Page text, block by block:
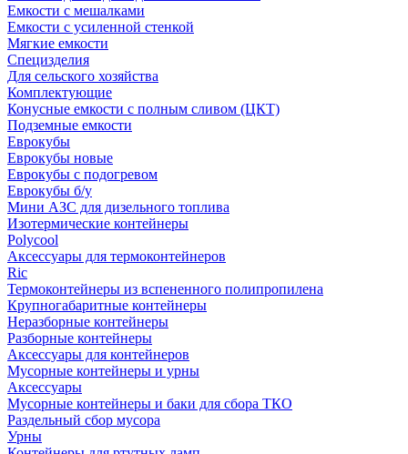
Емкости с мешалками
Емкости с усиленной стенкой
Мягкие емкости
Специзделия
Для сельского хозяйства
Комплектующие
Конусные емкости с полным сливом (ЦКТ)
Подземные емкости
Еврокубы
Еврокубы новые
Еврокубы с подогревом
Еврокубы б/у
Мини АЗС для дизельного топлива
Изотермические контейнеры
Polycool
Аксессуары для термоконтейнеров
Ric
Термоконтейнеры из вспененного полипропилена
Крупногабаритные контейнеры
Неразборные контейнеры
Разборные контейнеры
Аксессуары для контейнеров
Мусорные контейнеры и урны
Аксессуары
Мусорные контейнеры и баки для сбора ТКО
Раздельный сбор мусора
Урны